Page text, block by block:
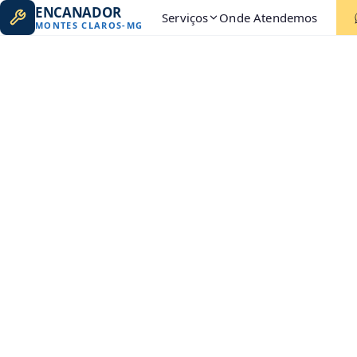
ENCANADOR
MONTES CLAROS- MG Serviços Onde Atendemos